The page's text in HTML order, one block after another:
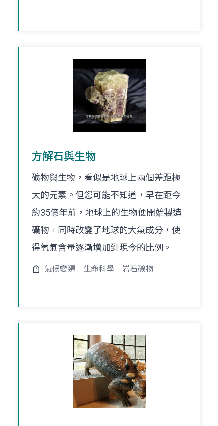
方解石與生物
礦物與生物，看似是地球上兩個差距極
大的元素。但您可能不知道，早在距今
約35億年前，地球上的生物便開始製造
礦物，同時改變了地球的大氣成分，使
得氧氣含量逐漸增加到現今的比例。
氣候變遷 生命科學 岩石礦物